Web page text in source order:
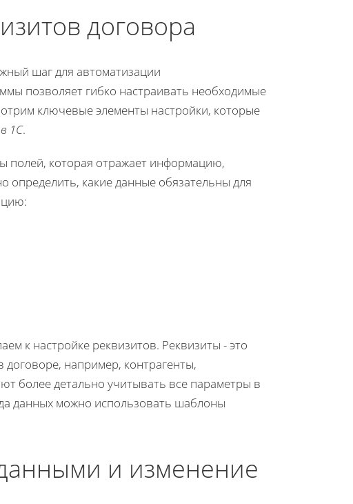
договора
шаг для автоматизации
позволяет гибко настраивать необходимые
ключевые элементы настройки, которые
1С.
полей, которая отражает информацию,
определить, какие данные обязательны для
к настройке реквизитов. Реквизиты - это
например, контрагенты,
более детально учитывать все параметры в
данных можно использовать шаблоны
и изменение